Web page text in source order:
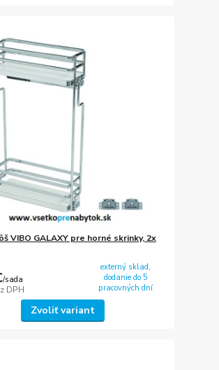
VIBO GALAXY pre horné skrinky, 2x
/sada
DPH
externý sklad,
dodanie do 5
pracovných dní
Zvoliť variant